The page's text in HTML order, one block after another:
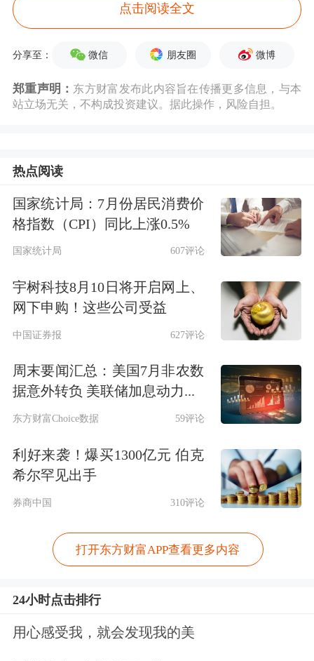
精准踩线5%
保险公司举牌上市公司股票，是指保险
公司持有或者与其关联方及一致行动人
共同持有一家上市公司已发行股份的
5%，以及之后每增持5%时，按照相关
法律法规规定，在3日内通知该上市公
司并予以公告的行为。
本次举牌前，太保寿险和太保资产持有
上海机场A股股票5199.17万股，持股比
太保资产共持有上海机场A股股票1.24
点击阅读全文
分享至： 微信 朋友圈 微博
郑重声明： 东方财富发布此内容旨在传播更多信息，与本
站立场无关，不构成投资建议。据此操作，风险自担。
热点阅读
国家统计局：7月份居民消费价
格指数（CPI）同比上涨0.5%
国家统计局 607评论
宇树科技8月10日将开启网上、
网下申购！这些公司受益
中国证券报 627评论
周末要闻汇总：美国7月非农数
据意外转负 美联储加息动力...
东方财富Choice数据 59评论
利好来袭！爆买1300亿元 伯克
希尔罕见出手
券商中国 310评论
打开东方财富APP查看更多内容
24小时点击排行
用心感受我，就会发现我的美